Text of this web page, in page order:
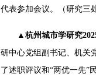
代表参加会议。（研究三
▲杭州城市学研究
研中心党组副书记、机关
了述职评议和“两优一先”